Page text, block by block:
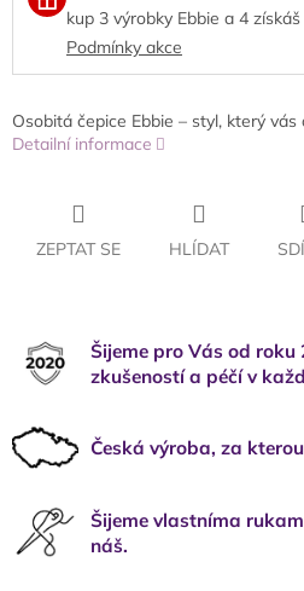
kup 3 výrobky Ebbie a 4
Podmínky akce
Osobitá čepice Ebbie – styl, který vás
Detailní informace
ZEPTAT SE HLÍDAT
Šijeme pro Vás od roku
zkušeností a péčí v
Česká výroba, za
Šijeme vlastníma
náš.